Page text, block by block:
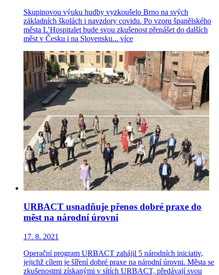
Skupinovou výuku hudby vyzkoušelo Brno na svých
základních školách i navzdory covidu. Po vzoru španělského
města L’Hospitalet bude svou zkušenost přenášet do dalších
měst v Česku i na Slovensku... více
URBACT usnadňuje přenos dobré praxe do
měst na národní úrovni
17. 8. 2021
Operační program URBACT zahájil 5 národních iniciativ,
jejichž cílem je šíření dobré praxe na národní úrovni. Města se
zkušenostmi získanými v sítích URBACT, předávají svou